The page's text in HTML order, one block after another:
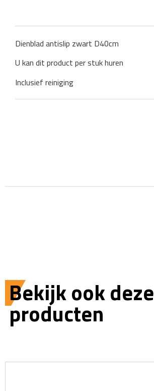
Dienblad antislip zwart D40cm
U kan dit product per stuk huren
Inclusief reiniging
Bekijk ook deze
producten